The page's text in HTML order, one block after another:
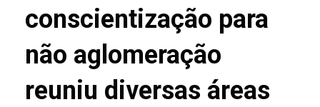
conscientização para
não aglomeração
reuniu diversas áreas